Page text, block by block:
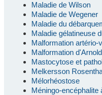
Maladie de Wilson
Maladie de Wegener
Maladie du
Maladie gélatineuse
Malformation artério-
Malformation
Mastocytose et
Melkersson
Mélorhéostose
Méningo-encéphalite